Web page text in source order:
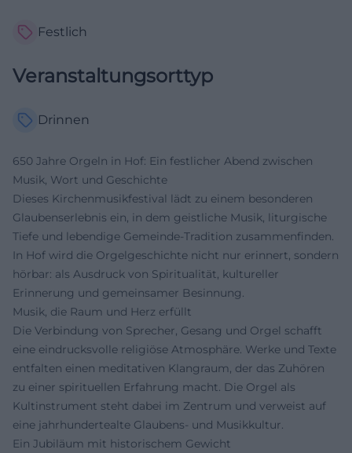
Festlich
Veranstaltungsorttyp
Drinnen
650 Jahre Orgeln in Hof: Ein festlicher Abend zwischen
Musik, Wort und Geschichte
Dieses Kirchenmusikfestival lädt zu einem besonderen
Glaubenserlebnis ein, in dem geistliche Musik, liturgische
Tiefe und lebendige Gemeinde-Tradition zusammenfinden.
In Hof wird die Orgelgeschichte nicht nur erinnert, sondern
hörbar: als Ausdruck von Spiritualität, kultureller
Erinnerung und gemeinsamer Besinnung.
Musik, die Raum und Herz erfüllt
Die Verbindung von Sprecher, Gesang und Orgel schafft
eine eindrucksvolle religiöse Atmosphäre. Werke und Texte
entfalten einen meditativen Klangraum, der das Zuhören
zu einer spirituellen Erfahrung macht. Die Orgel als
Kultinstrument steht dabei im Zentrum und verweist auf
eine jahrhundertealte Glaubens- und Musikkultur.
Ein Jubiläum mit historischem Gewicht